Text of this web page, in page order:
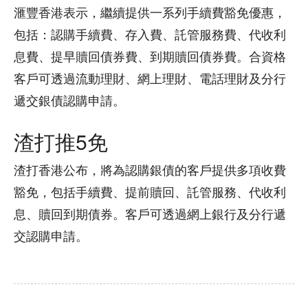
滙豐香港表示，繼續提供一系列手續費豁免優惠，
包括：認購手續費、存入費、託管服務費、代收利
息費、提早贖回債券費、到期贖回債券費。合資格
客戶可透過流動理財、網上理財、電話理財及分行
遞交銀債認購申請。
渣打推5免
渣打香港公布，將為認購銀債的客戶提供多項收費
豁免，包括手續費、提前贖回、託管服務、代收利
息、贖回到期債券。客戶可透過網上銀行及分行遞
交認購申請。